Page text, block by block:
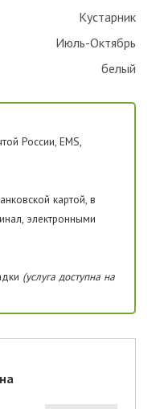
Кустарник
Июль-Октябрь
белый
России, EMS,
картой, в
электронными
(услуга доступна на